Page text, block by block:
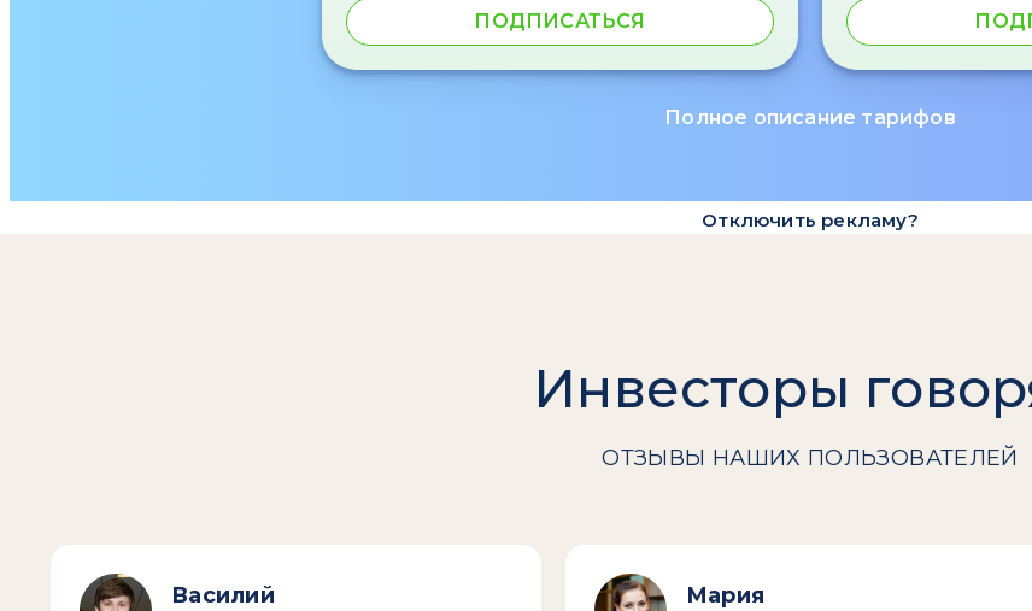
ПОДПИСАТЬСЯ
Полное описание тарифов
Отключить рекламу?
Инвесторы
ОТЗЫВЫ НАШИХ ПОЛЬЗОВАТЕЛЕЙ
Василий Мария